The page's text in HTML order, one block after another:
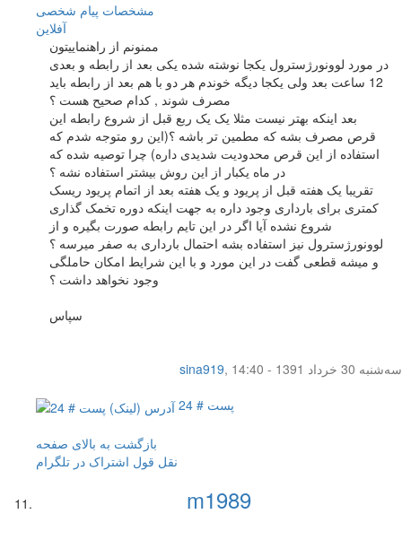
مشخصات پیام شخصی
آفلاين
ممنونم از راهنماییتون
در مورد لوونورژسترول یکجا نوشته شده یکی بعد از رابطه و بعدی
12 ساعت بعد ولی یکجا دیگه خوندم هر دو با هم بعد از رابطه باید
مصرف شوند , کدام صحیح هست ؟
بعد اینکه بهتر نیست مثلا یک یک ربع قبل از شروع رابطه این
قرص مصرف بشه که مطمین تر باشه ؟(این رو متوجه شدم که
استفاده از این قرص محدودیت شدیدی داره) چرا توصیه شده که
در ماه یکبار از این روش بیشتر استفاده نشه ؟
تقریبا یک هفته قبل از پریود و یک هفته بعد از اتمام پریود ریسک
کمتری برای بارداری وجود داره به جهت اینکه دوره تخمک گذاری
شروع نشده آیا اگر در این تایم رابطه صورت بگیره و از
لوونورژسترول نیز استفاده بشه احتمال بارداری به صفر میرسه ؟
و میشه قطعی گفت در این مورد و با این شرایط امکان حاملگی
وجود نخواهد داشت ؟
سپاس
sina919,
سه‌شنبه 30 خرداد 1391 - 14:40
پست # 24
بازگشت به بالای صفحه
نقل قول اشتراک در تلگرام
m1989